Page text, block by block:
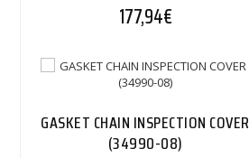
177,94€
GASKET CHAIN INSPECTION COVER
(34990-08)